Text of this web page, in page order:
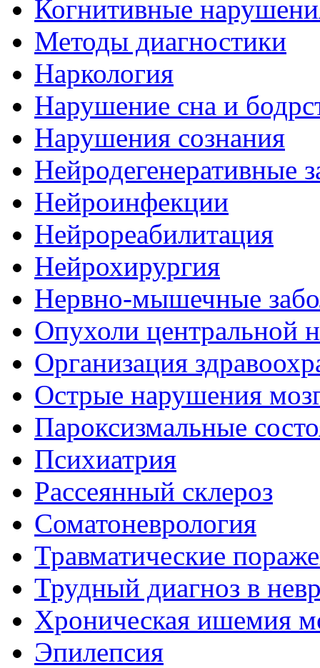
Когнитивные
Методы диагностики
Наркология
Нарушение сна и
Нарушения сознания
Нейродегенеративные
Нейроинфекции
Нейрореабилитация
Нейрохирургия
Нервно-мышечные
Опухоли центральной
Организация
Острые нарушения
Пароксизмальные
Психиатрия
Рассеянный склероз
Соматоневрология
Травматические
Трудный диагноз в
Хроническая ишемия
Эпилепсия